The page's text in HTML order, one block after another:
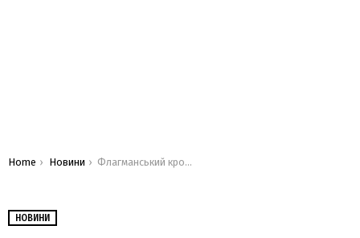
You are here:
Home Новини Флагманський кросовер Audi Q9 показав розкішний інтер’єр
НОВИНИ